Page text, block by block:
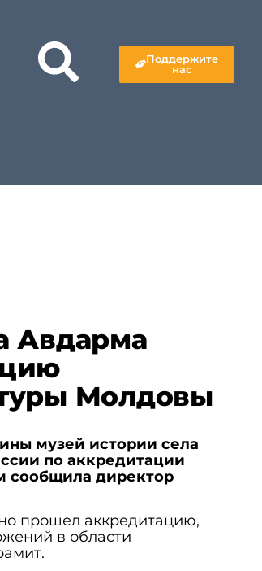
Поддержите
нас
Авдарма
Молдовы
музей истории села
по аккредитации
сообщила директор
прошел аккредитацию,
в области